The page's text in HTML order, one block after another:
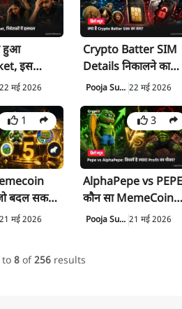
हुआ
इस
भी मंडराया
22 मई 2026
Crypto Batter SIM
Details निकालने का
दावा: तकनीकी और
Pooja Su... 22 मई 2026
1
बदल सकते
21 मई 2026
3
AlphaPepe vs
कौन सा MemeCoin
2026 में मारेगा बाजी?
Pooja Su... 21 मई 2026
to 8 of256 results